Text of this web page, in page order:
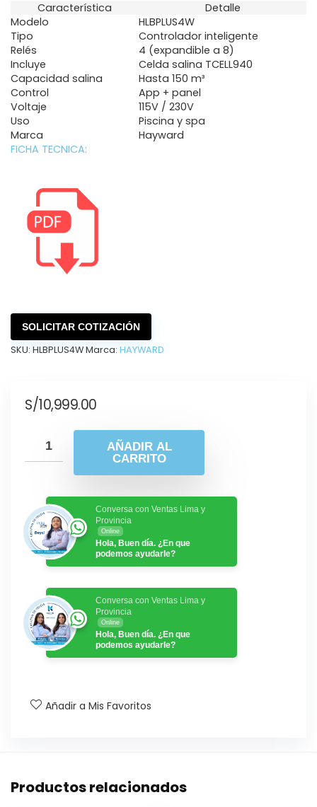
Característica
Detalle
Modelo
HLBPLUS4W
Tipo
Controlador inteligente
Relés
4 (expandible a 8)
Incluye
Celda salina TCELL940
Capacidad salina
Hasta 150 m³
Control
App + panel
Voltaje
115V / 230V
Uso
Piscina y spa
Marca
Hayward
FICHA TECNICA:
SOLICITAR COTIZACIÓN
SKU: HLBPLUS4WMarca: HAYWARD
S/10,999.00
AÑADIR AL
CARRITO
Conversa con Ventas Lima y
Provincia
Online
Hola, Buen día. ¿En que
podemos ayudarle?
Conversa con Ventas Lima y
Provincia
Online
Hola, Buen día. ¿En que
podemos ayudarle?
Añadir a Mis Favoritos
Productos relacionados